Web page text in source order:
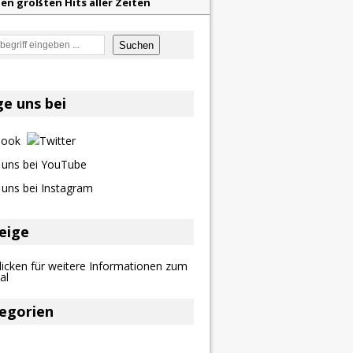
dem Archiv
Suchen
uns bei